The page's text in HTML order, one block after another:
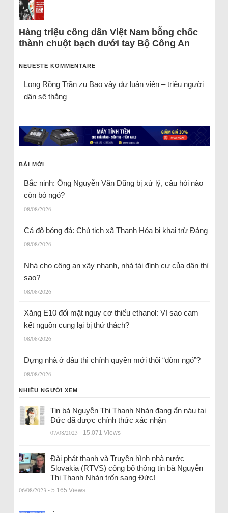
Hàng triệu công dân Việt Nam bỗng chốc
thành chuột bạch dưới tay Bộ Công An
NEUESTE KOMMENTARE
Long Rồng Trầnzu Bao vây dư luận viên – triệu người
dân sẽ thắng
BÀI MỚI
Bắc ninh: Ông Nguyễn Văn Dũng bị xử lý, câu hỏi nào
còn bỏ ngỏ?
08/08/2026
Cá độ bóng đá: Chủ tịch xã Thanh Hóa bị khai trừ Đảng
08/08/2026
Nhà cho công an xây nhanh, nhà tái định cư của dân thì
sao?
08/08/2026
Xăng E10 đối mặt nguy cơ thiếu ethanol: Vì sao cam
kết nguồn cung lại bị thử thách?
08/08/2026
Dựng nhà ở đâu thì chính quyền mới thôi “dòm ngó”?
08/08/2026
NHIỀU NGƯỜI XEM
Tin bà Nguyễn Thị Thanh Nhàn đang ẩn náu tại
Đức đã được chính thức xác nhận
07/08/2023 - 15.071 Views
Đài phát thanh và Truyền hình nhà nước
Slovakia (RTVS) công bố thông tin bà Nguyễn
Thị Thanh Nhàn trốn sang Đức!
06/08/2023 - 5.165 Views